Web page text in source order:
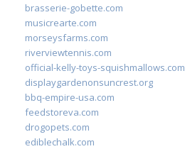
brasserie-gobette.com
musicrearte.com
morseysfarms.com
riverviewtennis.com
official-kelly-toys-squishmallows.com
displaygardenonsuncrest.org
bbq-empire-usa.com
feedstoreva.com
drogopets.com
ediblechalk.com